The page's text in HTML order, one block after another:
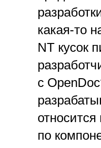
какая-то
NT кусок
с
по